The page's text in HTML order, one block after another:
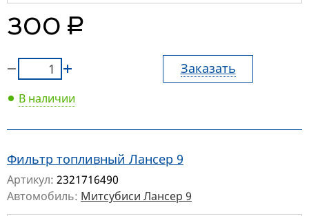
300 руб.
Заказать
В наличии
Фильтр топливный Лансер 9
Артикул: 2321716490
Автомобиль: Митсубиси Лансер 9